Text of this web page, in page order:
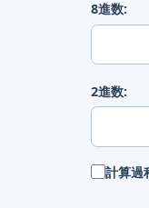
8進数:
2進数:
計算過